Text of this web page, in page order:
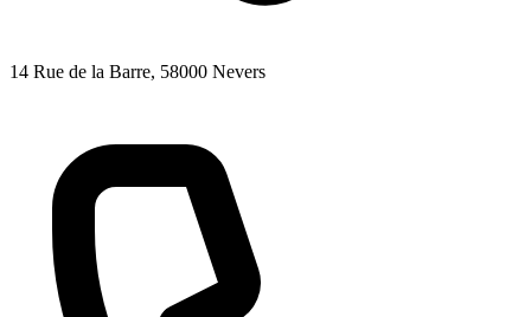
14 Rue de la Barre, 58000 Nevers